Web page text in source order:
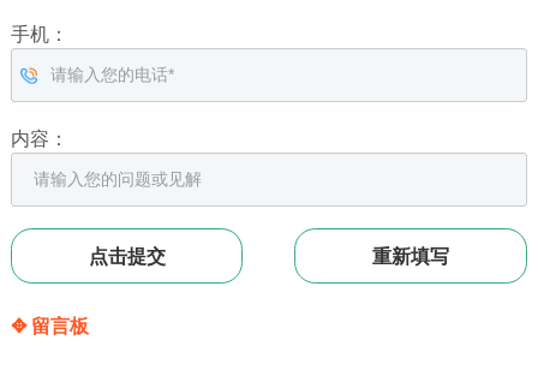
手机：
内容：
✥ 留言板